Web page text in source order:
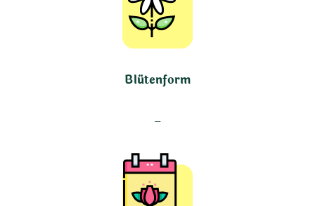
Blütenform
–